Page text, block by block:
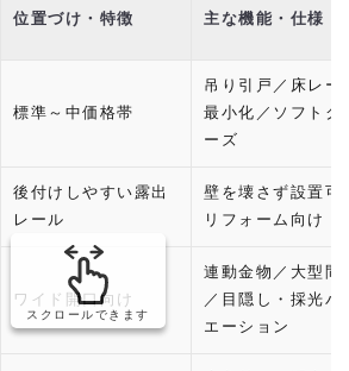
位置づけ・特徴 主な機能・仕様
標準～中価格帯
吊り引戸／床レー
最小化／ソフトク
ーズ
後付けしやすい露出
レール
壁を壊さず設置可
リフォーム向け
ワイド開口向け
連動金物／大型間
／目隠し・採光バ
エーション
スクロールできます